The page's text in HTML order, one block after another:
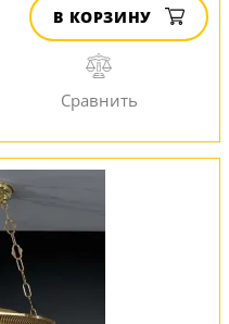
В КОРЗИНУ